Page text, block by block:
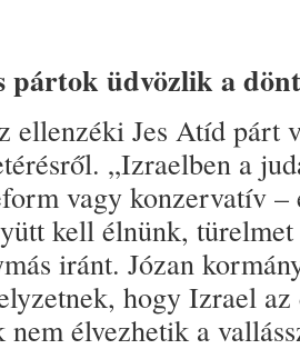
pártok üdvözlik a
ellenzéki Jes Atíd párt
„Izraelben a
vagy konzervatív
kell élnünk,
iránt. Józan
hogy Izrael
élvezhetik a